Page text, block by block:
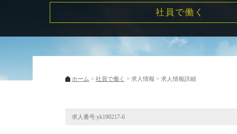
社員で働く
ホーム 社員で働く 求人情報 求人情報詳細
求人番号:yk190217-6